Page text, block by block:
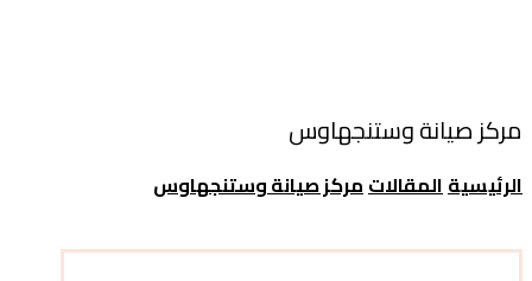
مركز صيانة وستنجهاوس
الرئيسيةالمقالاتمركز صيانة وستنجهاوس